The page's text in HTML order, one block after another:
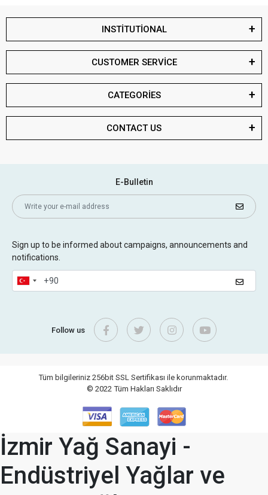
INSTİTUTİONAL
CUSTOMER SERVİCE
CATEGORİES
CONTACT US
E-Bulletin
Sign up to be informed about campaigns, announcements and
notifications.
Follow us
Tüm bilgileriniz 256bit SSL Sertifikası ile korunmaktadır.
© 2022 Tüm Hakları Saklıdır
İzmir Yağ Sanayi -
Endüstriyel Yağlar ve